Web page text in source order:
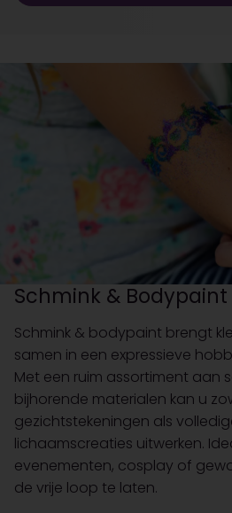
Schmink & Bodypaint
Schmink & bodypaint brengt
samen in een expressieve
Met een ruim assortiment aan
bijhorende materialen kan u
gezichtstekeningen als
lichaamscreaties uitwerken.
evenementen, cosplay of
de vrije loop te laten.